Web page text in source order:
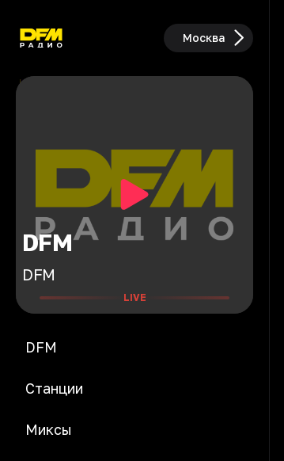
Москва
DFM
DFM
LIVE
DFM
Станции
Миксы